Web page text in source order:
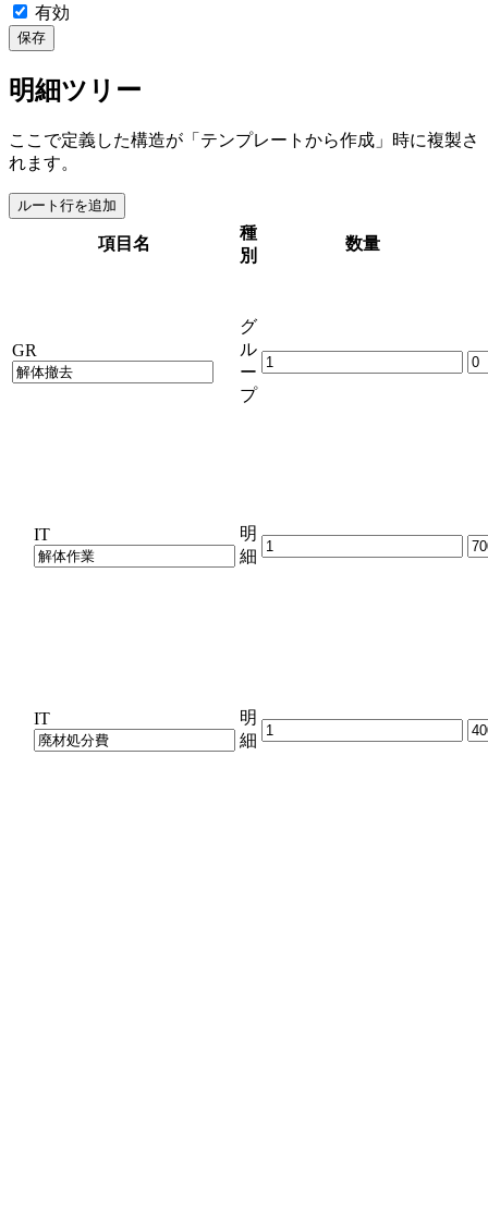
有効
保存
明細ツリー
ここで定義した構造が「テンプレートから作成」時に複製さ
れます。
ルート行を追加
項目名
種
別
数量
GR
グ
ル
ー
プ
IT
明
細
IT
明
細